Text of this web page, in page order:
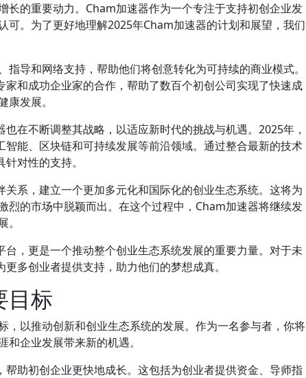
长的重要动力。Cham加速器作为一个专注于支持初创企业发
可。为了更好地理解2025年Cham加速器的计划和展望，我们
导和网络支持，帮助他们将创意转化为可持续的商业模式。
和成功企业家的合作，帮助了数百个初创公司实现了快速成
发展。
在不断调整其战略，以适应新时代的挑战与机遇。2025年，
能、区块链和可持续发展等前沿领域。通过整合最新的技术
对性的支持。
系，建立一个更加多元化和国际化的创业生态系统。这将为
烈的市场中脱颖而出。在这个过程中，Cham加速器将继续发
，更是一个推动整个创业生态系统发展的重要力量。对于未
多创业者提供支持，助力他们的梦想成真。
目标
以推动创新和创业生态系统的发展。作为一名参与者，你将
企业发展带来新的机遇。
助初创企业更快地成长。这包括为创业者提供资金、导师指